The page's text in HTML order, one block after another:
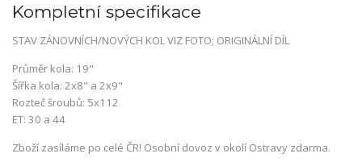
Kompletní specifikace
STAV ZÁNOVNÍCH/NOVÝCH KOL VIZ FOTO; ORIGINÁLNÍ DÍL
Průměr kola: 19"
Šířka kola: 2x8" a 2x9"
Rozteč šroubů: 5x112
ET: 30 a 44
Zboží zasíláme po celé ČR! Osobní dovoz v okolí Ostravy zdarma.